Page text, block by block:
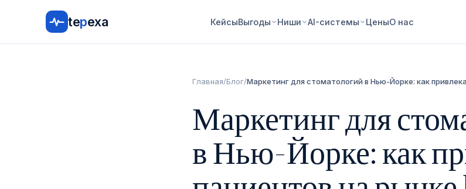
tepexa КейсыВыгоды Ниши AI-системы ЦеныО нас
Главная/Блог/Маркетинг для стоматологий в Нью-Йорке: как
Маркетинг для
в Нью-Йорке: как